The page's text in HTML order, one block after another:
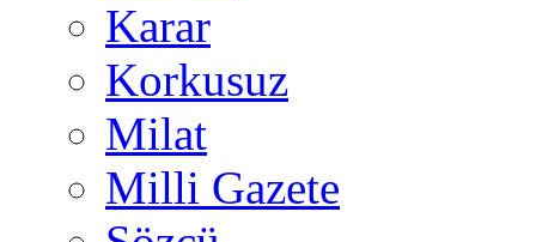
Karar
Korkusuz
Milat
Milli Gazete